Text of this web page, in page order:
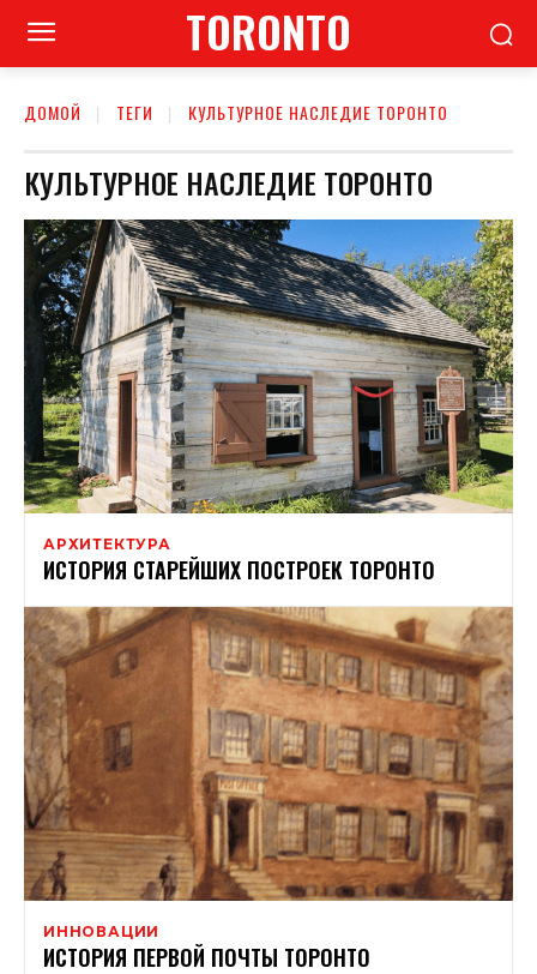
TORONTO
ДОМОЙ ТЕГИ КУЛЬТУРНОЕ НАСЛЕДИЕ ТОРОНТО
КУЛЬТУРНОЕ НАСЛЕДИЕ ТОРОНТО
АРХИТЕКТУРА
ИСТОРИЯ СТАРЕЙШИХ ПОСТРОЕК ТОРОНТО
ИННОВАЦИИ
ИСТОРИЯ ПЕРВОЙ ПОЧТЫ ТОРОНТО